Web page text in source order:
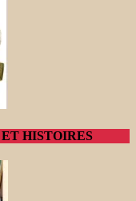
HISTOIRES